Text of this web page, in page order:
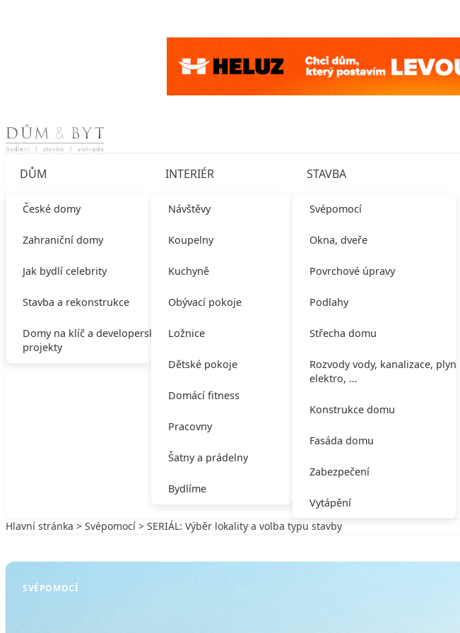
Skip to content
DŮM
České domy
Zahraniční domy
Jak bydlí celebrity
Stavba a rekonstrukce
Domy na klíč a developerské
projekty
INTERIÉR
Návštěvy
Koupelny
Kuchyně
Obývací pokoje
Ložnice
Dětské pokoje
Domácí fitness
Pracovny
Šatny a prádelny
Bydlíme
STAVBA
Svépomocí
Okna, dveře
Povrchové úpravy
Podlahy
Střecha domu
Rozvody vody, kanalizace, plynu,
elektro, …
Konstrukce domu
Fasáda domu
Zabezpečení
Vytápění
Hlavní stránka > Svépomocí > SERIÁL: Výběr lokality a volba typu stavby
SVÉPOMOCÍ